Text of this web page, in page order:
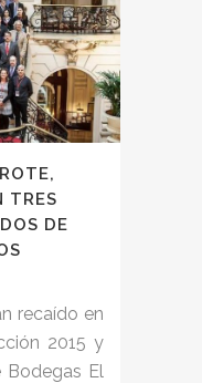
TRES
DE
recaído en
2015 y
Bodegas El